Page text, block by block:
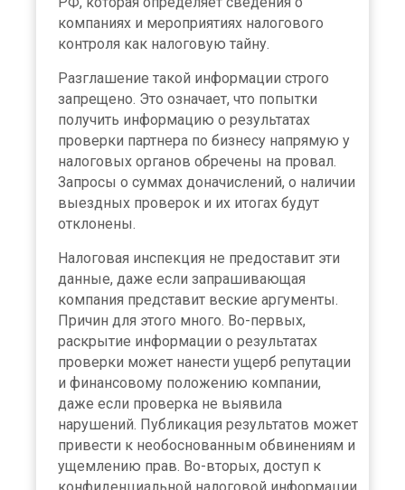
компаниях и мероприятиях налогового
контроля как налоговую тайну.
Разглашение такой информации строго
запрещено. Это означает, что попытки
получить информацию о результатах
проверки партнера по бизнесу напрямую у
налоговых органов обречены на провал.
Запросы о суммах доначислений, о наличии
выездных проверок и их итогах будут
отклонены.
Налоговая инспекция не предоставит эти
данные, даже если запрашивающая
компания представит веские аргументы.
Причин для этого много. Во-первых,
раскрытие информации о результатах
проверки может нанести ущерб репутации
и финансовому положению компании,
даже если проверка не выявила
нарушений. Публикация результатов может
привести к необоснованным обвинениям и
ущемлению прав. Во-вторых, доступ к
конфиденциальной налоговой информации